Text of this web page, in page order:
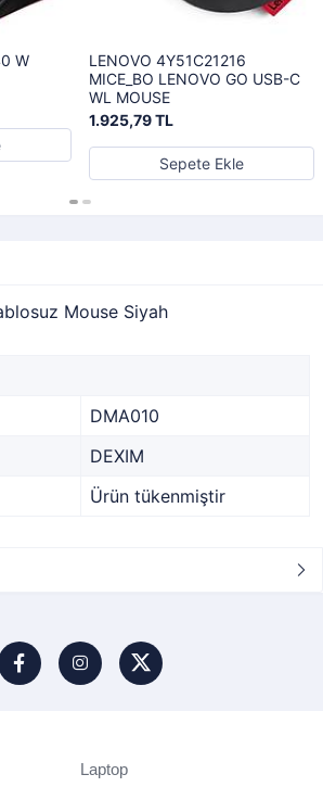
W
LENOVO 4Y51C21216
MICE_BO LENOVO GO USB-C
WL MOUSE
1.925,79 TL
Sepete Ekle
Mouse Siyah
DMA010
DEXIM
Ürün tükenmiştir
Laptop